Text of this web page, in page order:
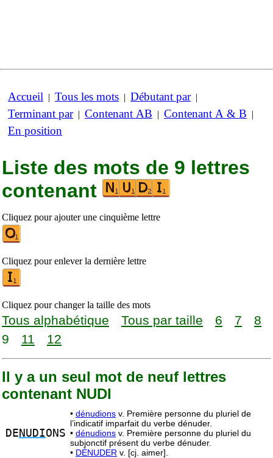
Accueil | Tous les mots | Débutant par|
Terminant par| Contenant AB | Contenant A & B |
En position
Liste des mots de 9 lettres
contenant
Cliquez pour ajouter une cinquième lettre
Cliquez pour enlever la dernière lettre
Cliquez pour changer la taille des mots
Tous alphabétique Tous par taille 6 7
8
9
11 12
Il y a un seul mot de neuf lettres
contenant NUDI
DE NUDIONS
• dénudions v. Première personne du pluriel de
l’indicatif imparfait du verbe dénuder.
• dénudions v. Première personne du pluriel du
subjonctif présent du verbe dénuder.
• DÉNUDER v. [cj. aimer].